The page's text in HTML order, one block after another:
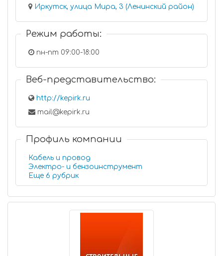
Иркутск, улица Мира, 3 (Ленинский район)
Режим работы:
пн-пт 09:00-18:00
Веб-представительство:
http://kepirk.ru
mail@kepirk.ru
Профиль компании
Кабель и провод
Электро- и бензоинструмент
Еще 6 рубрик